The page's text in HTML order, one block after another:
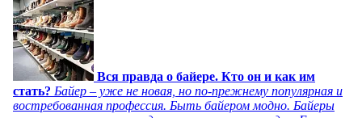
Вся правда о байере. Кто он и как им
стать? Байер – уже не новая, но по-прежнему популярная и
востребованная профессия. Быть байером модно. Байеры